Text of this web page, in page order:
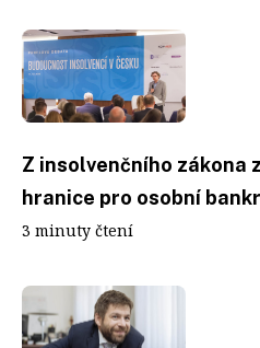
Z insolvenčního zákona
hranice pro osobní
3 minuty čtení